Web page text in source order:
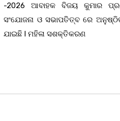
ନାଟକ "ଖାଣ୍ଟି ସୁନା" ଗୈ।ରୀ
ପ୍ରତିଷ୍ଠାନ, ଖୋର୍ଦ୍ଧା ଆନୁକୁଲ୍ୟରେ
ହୋଇଯାଇଛି। ଡ଼ଃ ପ୍ରଦୀପ ଭୈମିକ ଙ୍କ